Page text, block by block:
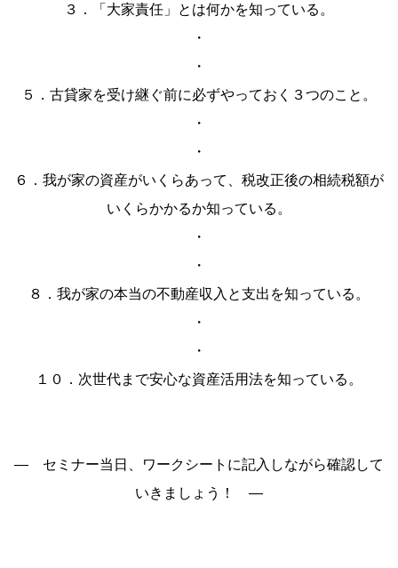
３．「大家責任」とは何かを知っている。
・
・
５．古貸家を受け継ぐ前に必ずやっておく３つのこと。
・
・
６．我が家の資産がいくらあって、税改正後の相続税額が
いくらかかるか知っている。
・
・
８．我が家の本当の不動産収入と支出を知っている。
・
・
１０．次世代まで安心な資産活用法を知っている。
― セミナー当日、ワークシートに記入しながら確認して
いきましょう！ ―